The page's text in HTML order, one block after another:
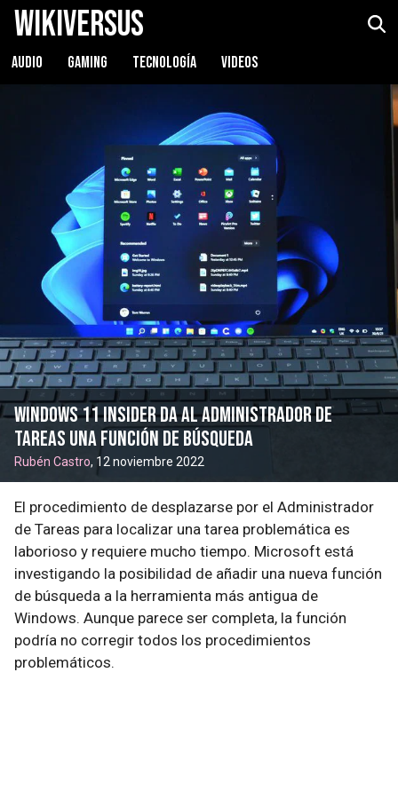
WikiVersus
AUDIO GAMING TECNOLOGÍA VIDEOS
Windows 11 Insider da al Administrador de
Tareas una función de búsqueda
Rubén Castro, 12 noviembre 2022
El procedimiento de desplazarse por el Administrador
de Tareas para localizar una tarea problemática es
laborioso y requiere mucho tiempo. Microsoft está
investigando la posibilidad de añadir una nueva función
de búsqueda a la herramienta más antigua de
Windows. Aunque parece ser completa, la función
podría no corregir todos los procedimientos
problemáticos.